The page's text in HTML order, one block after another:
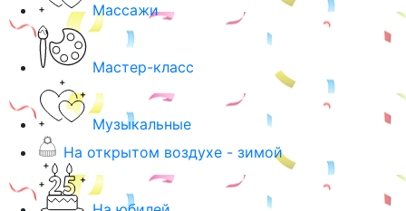
Массажи
Мастер-класс
Музыкальные
На открытом воздухе - зимой